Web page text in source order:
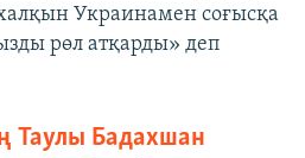
Украинамен соғысқа
рөл атқарды» деп
Таулы Бадахшан